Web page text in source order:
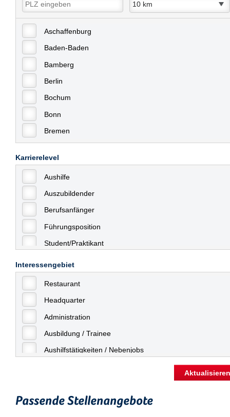
Aschaffenburg
Baden-Baden
Bamberg
Berlin
Bochum
Bonn
Bremen
Celle
Chemnitz
Dessau
Dresden
Düsseldorf
Erfurt
Essen
Frankfurt
Frankfurt am Main
Freiburg
Fulda
Göppingen
Hamburg
Karrierelevel
Aushilfe
Auszubildender
Berufsanfänger
Führungsposition
Student/Praktikant
Interessengebiet
Restaurant
Headquarter
Administration
Ausbildung / Trainee
Aushilfstätigkeiten / Nebenjobs
Sonstiges
Passende Stellenangebote